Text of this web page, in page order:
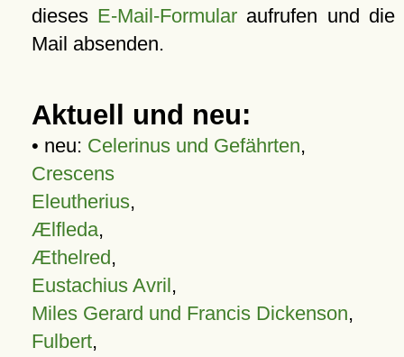
dieses E-Mail-Formular aufrufen und die
Mail absenden.
Aktuell und neu:
• neu: Celerinus und Gefährten,
Crescens
Eleutherius,
Ælfleda,
Æthelred,
Eustachius Avril,
Miles Gerard und Francis Dickenson,
Fulbert,